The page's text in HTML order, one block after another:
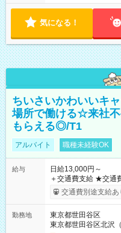
気になる！
ちいさいかわいいキ
場所で働ける☆来社
もらえる◎/T1
アルバイト 職種未経験OK
給与
日給13,000円～
＋交通費支給 ★交通費全額支給！ ┗案件により規定あり ★日払
いOK！（規定あり
ンビニATMから 日払い分
交通費別途支給あ
勤務地
東京都世田谷区
東京都世田谷区北沢